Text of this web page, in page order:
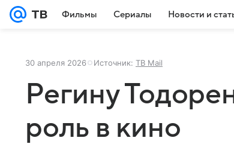
Фильмы Сериалы Новости и
30 апреля 2026 Источник: ТВ Mail
Регину
роль в кино